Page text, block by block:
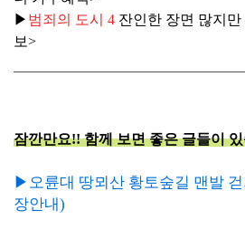
▶ 범죄의 도시 4 잔인한 장면 많지
보>
잠깐만요!! 함께 보면 좋은 글들이
▶오륜대 땅뫼산 황토숲길 맨발
장안내)